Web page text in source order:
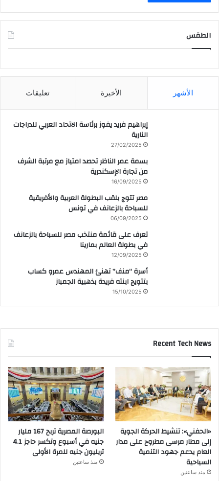
الطقس
الأشهر الأخيرة تعليقات
إبراهيم فريد يفوز برئاسة الاتحاد العربي للدراجات
النارية
27/02/2025
بسمة عمر الناظر تحصد امتياز مع مرتبة الشرف
من تجارة الإسكندرية
16/09/2025
مصر تتوج بلقب البطولة العربية والأفريقية
للسباحة بالزعانف في تونس
06/09/2025
تعرف على قائمة منتخب مصر للسباحة بالزعانف
في بطولة العالم بمارينا
12/09/2025
أسرة “منف” تهنئ المهندس عمرو كساب
بتتويج ابنته فريدة بذهبية الجمباز
15/10/2025
Recent Tech News
«الحفني»: تنشيط الحركة الجوية
إلى مطار مرسى مطروح على مدار
العام يدعم جهود التنمية
السياحية
منذ ساعتين
البورصة المصرية تربح 167 مليار
جنيه في أسبوع وتكسر حاجز 4.1
تريليون جنيه للمرة الأولى
منذ ساعتين